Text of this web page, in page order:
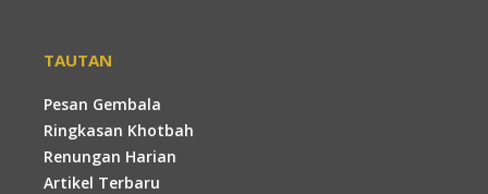
TAUTAN
Pesan Gembala
Ringkasan Khotbah
Renungan Harian
Artikel Terbaru